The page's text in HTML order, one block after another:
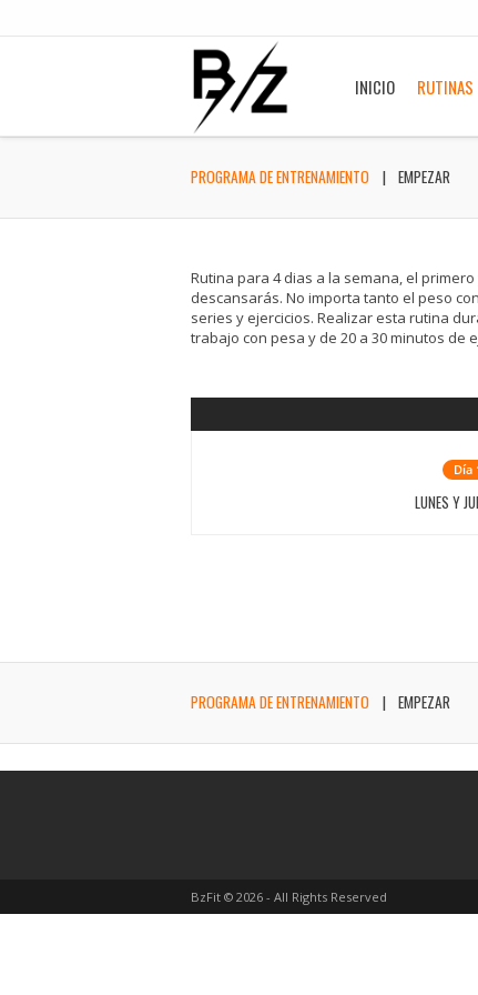
INICIO RUTINAS
PROGRAMA DE ENTRENAMIENTO EMPEZAR
Rutina para 4 dias a la semana, el
descansarás. No importa tanto el peso
series y ejercicios. Realizar esta rutina
trabajo con pesa y de 20 a 30 minutos de
Día
LUNES Y
PROGRAMA DE ENTRENAMIENTO EMPEZAR
BzFit © 2026 - All Rights Reserved